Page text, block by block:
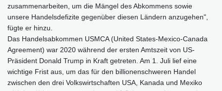
zusammenarbeiten, um die Mängel des Abkommens sowie
unsere Handelsdefizite gegenüber diesen Ländern anzugehen",
fügte er hinzu.
Das Handelsabkommen USMCA (United States-Mexico-Canada
Agreement) war 2020 während der ersten Amtszeit von US-
Präsident Donald Trump in Kraft getreten. Am 1. Juli lief eine
wichtige Frist aus, um das für den billionenschweren Handel
zwischen den drei Volkswirtschaften USA, Kanada und Mexiko